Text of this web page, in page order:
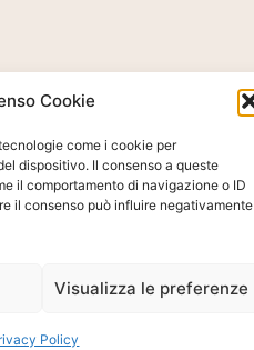
Cookie
come i cookie per
dispositivo. Il consenso a queste
il comportamento di navigazione o ID
il consenso può influire negativamente
Visualizza le preferenze
Policy
Informazioni